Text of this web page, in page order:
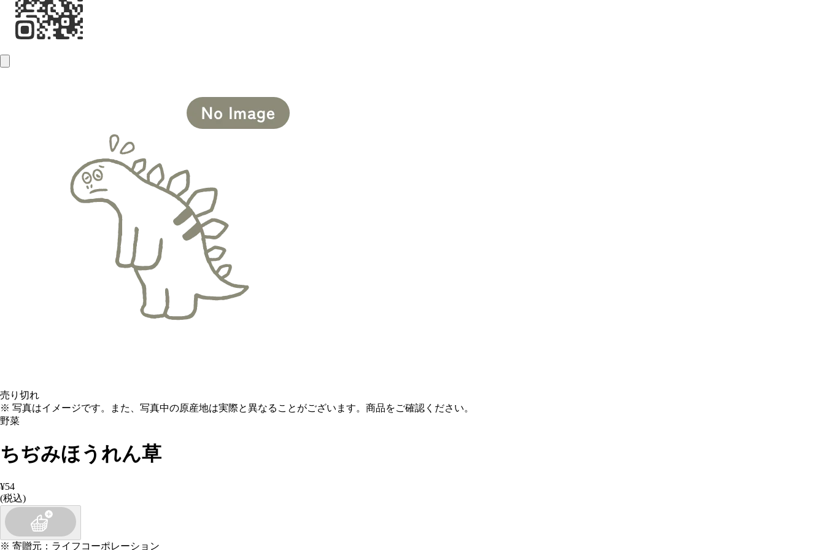
売り切れ
※ 写真はイメージです。また、写真中の原産地は実際と異なることがございます。商品をご確認ください。
野菜
ちぢみほうれん草
¥54
(税込)
※ 寄贈元 ： ライフコーポレーション